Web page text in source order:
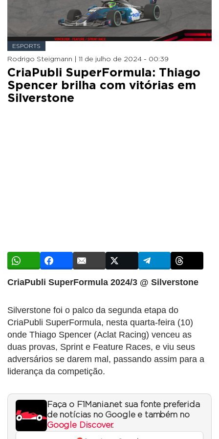
ESPORTS
Rodrigo Steigmann | 11 de julho de 2024 - 00:39
CriaPubli SuperFormula: Thiago
Spencer brilha com vitórias em
Silverstone
CriaPubli SuperFormula 2024/3 @ Silverstone
Silverstone foi o palco da segunda etapa do
CriaPubli SuperFormula, nesta quarta-feira (10)
onde Thiago Spencer (Aclat Racing) venceu as
duas provas, Sprint e Feature Races, e viu seus
adversários se darem mal, passando assim para a
liderança da competição.
Faça o F1Mania.net sua fonte preferida
de notícias no Google e também no
Google Discover.